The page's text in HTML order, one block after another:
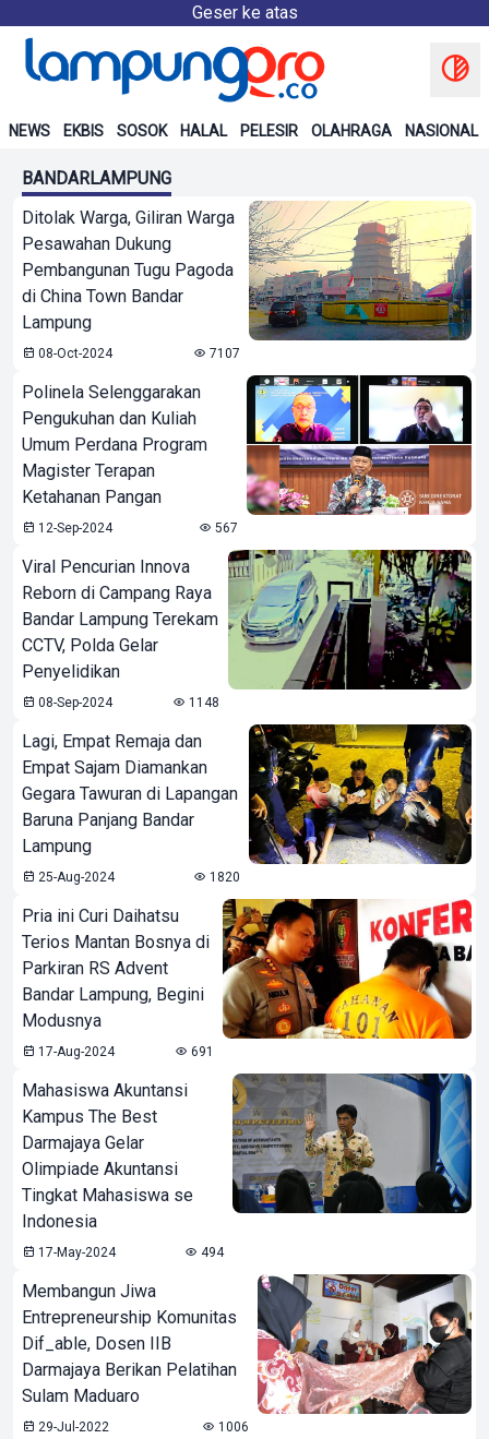
Geser ke atas
NEWS EKBIS SOSOK HALAL PELESIR OLAHRAGA NASIONAL
BANDARLAMPUNG
Ditolak Warga, Giliran Warga
Pesawahan Dukung
Pembangunan Tugu Pagoda
di China Town Bandar
Lampung
08-Oct-2024 7107
Polinela Selenggarakan
Pengukuhan dan Kuliah
Umum Perdana Program
Magister Terapan
Ketahanan Pangan
12-Sep-2024 567
Viral Pencurian Innova
Reborn di Campang Raya
Bandar Lampung Terekam
CCTV, Polda Gelar
Penyelidikan
08-Sep-2024 1148
Lagi, Empat Remaja dan
Empat Sajam Diamankan
Gegara Tawuran di Lapangan
Baruna Panjang Bandar
Lampung
25-Aug-2024 1820
Pria ini Curi Daihatsu
Terios Mantan Bosnya di
Parkiran RS Advent
Bandar Lampung, Begini
Modusnya
17-Aug-2024 691
Mahasiswa Akuntansi
Kampus The Best
Darmajaya Gelar
Olimpiade Akuntansi
Tingkat Mahasiswa se
Indonesia
17-May-2024 494
Membangun Jiwa
Entrepreneurship Komunitas
Dif_able, Dosen IIB
Darmajaya Berikan Pelatihan
Sulam Maduaro
29-Jul-2022 1006